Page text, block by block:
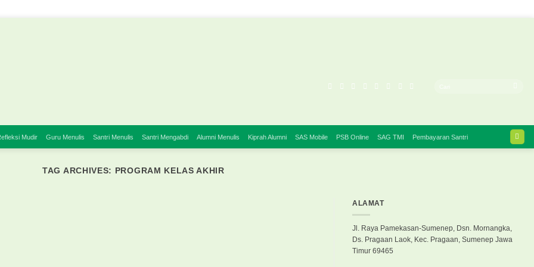
Mudir Guru Menulis Santri Menulis Santri Mengabdi Alumni Menulis Kiprah Alumni SAS Mobile PSB Online SAG TMI Pembayaran Santri
TAG ARCHIVES: PROGRAM KELAS AKHIR
ALAMAT
Jl. Raya Pamekasan-Sumenep, Dsn. Mornangka,
Ds. Pragaan Laok, Kec. Pragaan, Sumenep Jawa
Timur 69465